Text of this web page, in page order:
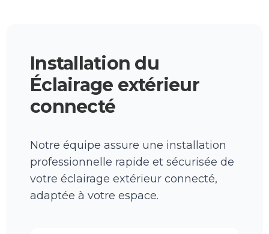
Installation du
Éclairage extérieur
connecté
Notre équipe assure une installation
professionnelle rapide et sécurisée de
votre éclairage extérieur connecté,
adaptée à votre espace.